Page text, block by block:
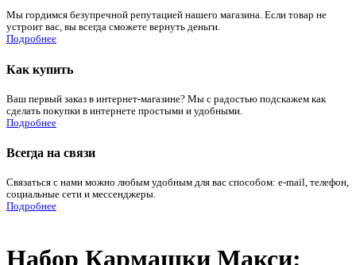
Мы гордимся безупречной репутацией нашего магазина. Если товар не
устроит вас, вы всегда сможете вернуть деньги.
Подробнее
Как купить
Ваш первый заказ в интернет-магазине? Мы с радостью подскажем как
сделать покупки в интернете простыми и удобными.
Подробнее
Всегда на связи
Связаться с нами можно любым удобным для вас способом: e-mail, телефон,
социальные сети и мессенджеры.
Подробнее
Набор Кармашки Макси: